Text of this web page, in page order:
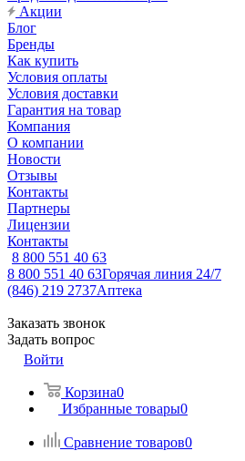
Акции
Блог
Бренды
Как купить
Условия оплаты
Условия доставки
Гарантия на товар
Компания
О компании
Новости
Отзывы
Контакты
Партнеры
Лицензии
Контакты
8 800 551 40 63
8 800 551 40 63Горячая линия 24/7
(846) 219 2737Аптека
Заказать звонок
Задать вопрос
Войти
Корзина0
Избранные товары0
Сравнение товаров0